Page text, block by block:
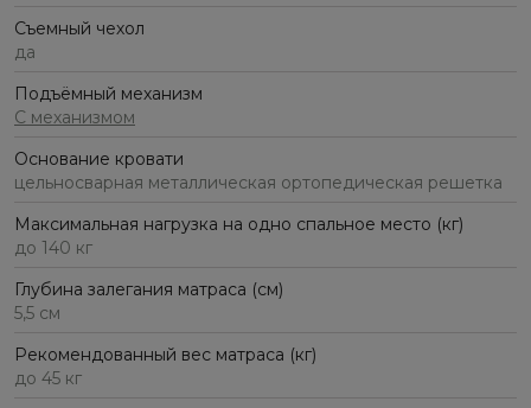
Съемный чехол
да
Подъёмный механизм
С механизмом
Основание кровати
цельносварная металлическая ортопедическая решетка
Максимальная нагрузка на одно спальное место (кг)
до 140 кг
Глубина залегания матраса (см)
5,5 см
Рекомендованный вес матраса (кг)
до 45 кг